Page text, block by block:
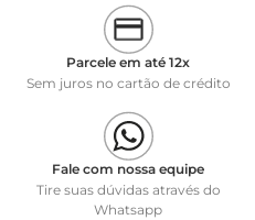
Parcele em até 12x
Sem juros no cartão de crédito
Fale com nossa equipe
Tire suas dúvidas através do
Whatsapp